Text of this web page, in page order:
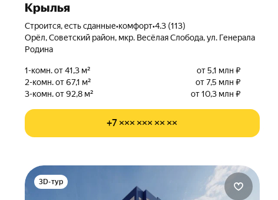
Крылья
Строится, есть сданные•комфорт•4.3 (113)
Орёл, Советский район, мкр. Весёлая Слобода, ул. Генерала
Родина
1-комн. от 41,3 м²
от 5,1 млн ₽
2-комн. от 67,1 м²
от 7,5 млн ₽
3-комн. от 92,8 м²
от 10,3 млн ₽
+7 ××× ××× ×× ××
3D-тур